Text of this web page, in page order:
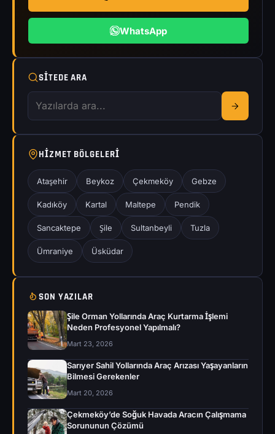
WhatsApp
SITEDE ARA
HIZMET BÖLGELERI
Ataşehir Beykoz Çekmeköy Gebze
Kadıköy Kartal Maltepe Pendik
Sancaktepe Şile Sultanbeyli Tuzla
Ümraniye Üsküdar
SON YAZILAR
Şile Orman Yollarında Araç Kurtarma İşlemi
Neden Profesyonel Yapılmalı?
Mart 23, 2026
Sarıyer Sahil Yollarında Araç Arızası Yaşayanların
Bilmesi Gerekenler
Mart 20, 2026
Çekmeköy’de Soğuk Havada Aracın Çalışmama
Sorununun Çözümü